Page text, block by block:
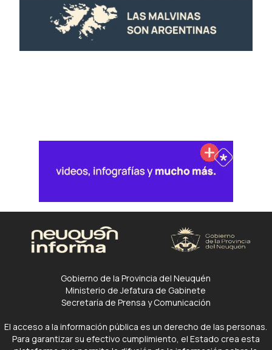
Gobierno de la Provincia del Neuquén
Ministerio de Jefatura de Gabinete
Secretaría de Prensa y Comunicación
El acceso a la información pública es un derecho de las personas.
Para garantizar su efectivo cumplimiento, el Estado crea esta